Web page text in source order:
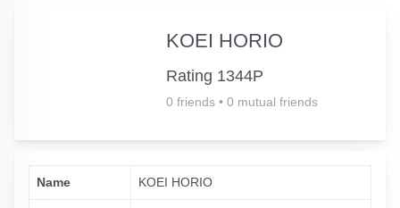
KOEI HORIO
Rating 1344P
0 friends • 0 mutual friends
Name KOEI HORIO